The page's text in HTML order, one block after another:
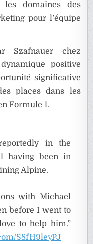
domaines des
pour l’équipe
Szafnauer chez
positive
significative
places dans les
Formule 1.
in the
having been in
Alpine.
with Michael
before I went to
to help him.”
S8fH9leyPJ